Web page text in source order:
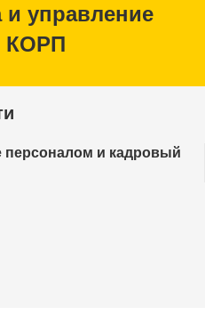
и управление
КОРП
персоналом и кадровый